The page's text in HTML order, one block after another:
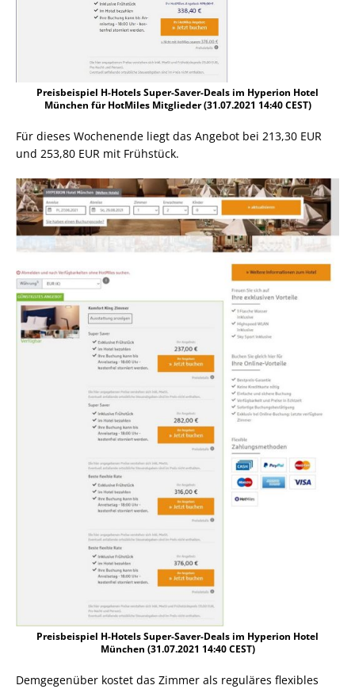
Preisbeispiel H-Hotels Super-Saver-Deals im Hyperion Hotel
München für HotMiles Mitglieder (31.07.2021 14:40 CEST)
Für dieses Wochenende liegt das Angebot bei 213,30 EUR
und 253,80 EUR mit Frühstück.
Preisbeispiel H-Hotels Super-Saver-Deals im Hyperion Hotel
München (31.07.2021 14:40 CEST)
Demgegenüber kostet das Zimmer als reguläres flexibles